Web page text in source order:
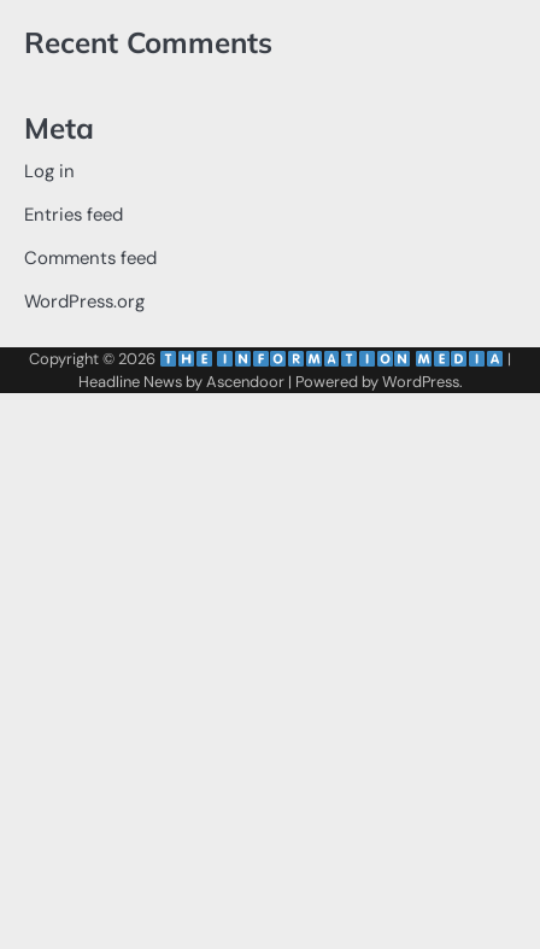
Recent Comments
Meta
Log in
Entries feed
Comments feed
WordPress.org
Copyright © 2026
|
Headline News byAscendoor| Powered byWordPress.